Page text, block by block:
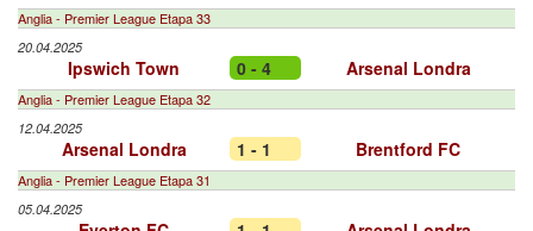
Anglia - Premier League Etapa 33
20.04.2025
Ipswich Town 0 - 4 Arsenal Londra
Anglia - Premier League Etapa 32
12.04.2025
Arsenal Londra 1 - 1 Brentford FC
Anglia - Premier League Etapa 31
05.04.2025